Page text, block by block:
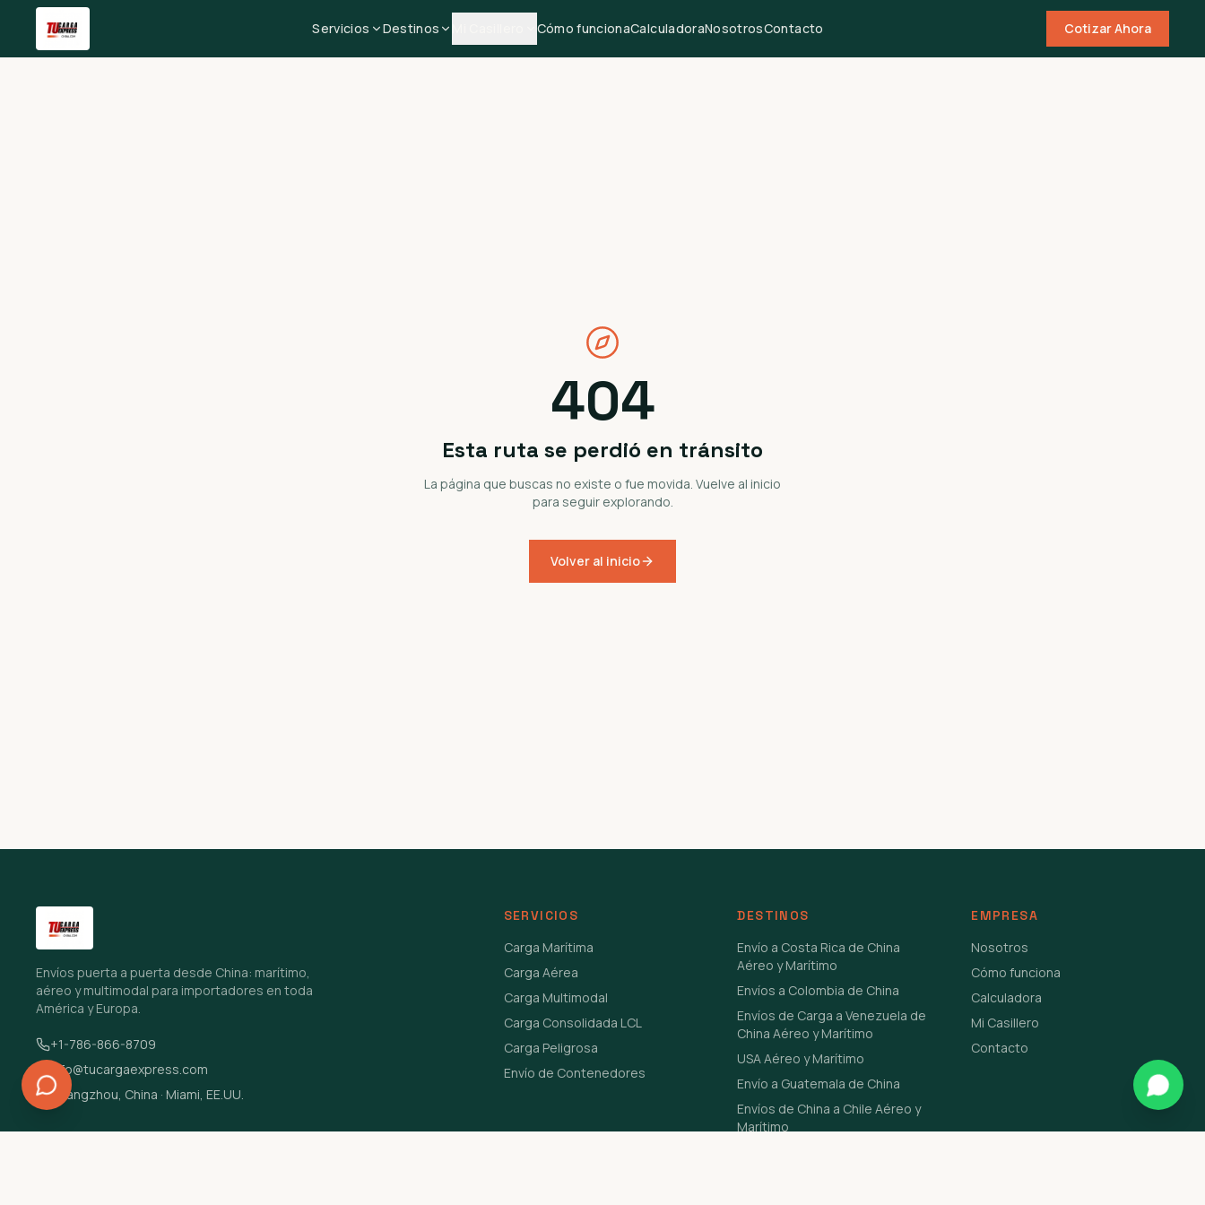
Servicios Destinos Cómo funcionaCalculadoraNosotrosContacto Cotizar Ahora
404
Esta ruta se perdió en tránsito
La página que buscas no existe o fue movida. Vuelve al inicio
para seguir explorando.
Volver al inicio
Envíos puerta a puerta desde China: marítimo,
aéreo y multimodal para importadores en toda
América y Europa.
+1-786-866-8709
info@tucargaexpress.com
Guangzhou, China · Miami, EE.UU.
SERVICIOS
Carga Marítima
Carga Aérea
Carga Multimodal
Carga Consolidada LCL
Carga Peligrosa
Envío de Contenedores
DESTINOS
Envío a Costa Rica de China
Aéreo y Marítimo
Envíos a Colombia de China
Envíos de Carga a Venezuela de
China Aéreo y Marítimo
USA Aéreo y Marítimo
Envío a Guatemala de China
Envíos de China a Chile Aéreo y
Marítimo
EMPRESA
Nosotros
Cómo funciona
Calculadora
Mi Casillero
Contacto